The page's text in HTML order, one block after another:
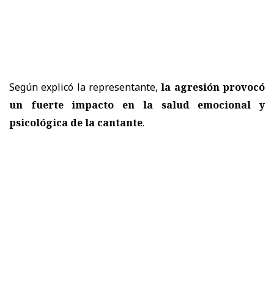
Según explicó la representante,la agresión provocó
un fuerte impacto en la salud emocional y
psicológica de la cantante.